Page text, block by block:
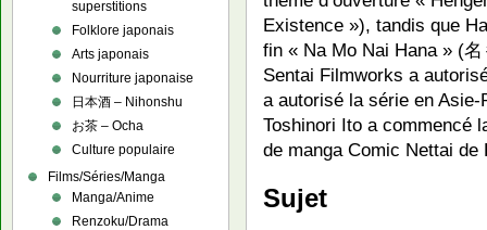
Existence »), tandis que
fin « Na Mo Nai Hana » (
Sentai Filmworks a
a autorisé la série en Asie-
Toshinori Ito a commencé
de manga Comic Nettai de
Sujet
superstitions
Folklore japonais
Arts japonais
Nourriture japonaise
日本酒 – Nihonshu
お茶 – Ocha
Culture populaire
Films/Séries/Manga
Manga/Anime
Renzoku/Drama